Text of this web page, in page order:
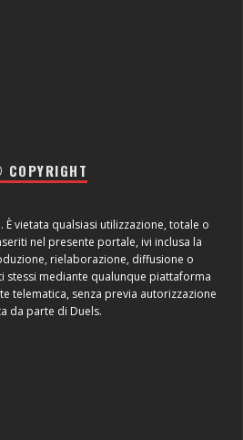
vietata qualsiasi utilizzazione, totale o
nel presente portale, ivi inclusa la
rielaborazione, diffusione o
stessi mediante qualunque piattaforma
telematica, senza previa autorizzazione
da parte di Duels.